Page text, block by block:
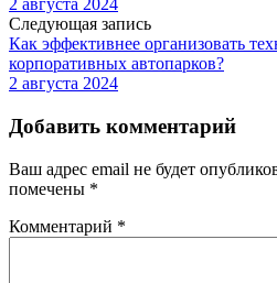
2 августа 2024
Следующая запись
Как эффективнее организовать
корпоративных автопарков?
2 августа 2024
Добавить комментарий
Ваш адрес email не будет
помечены *
Комментарий *